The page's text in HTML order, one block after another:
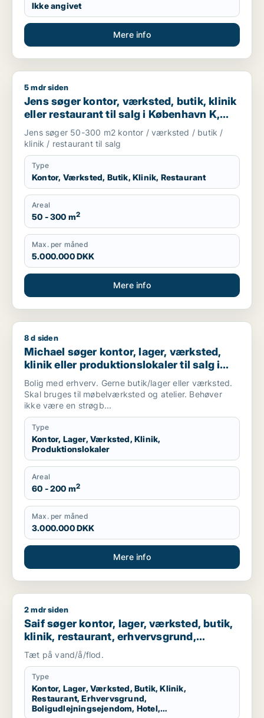
Ikke angivet
Mere info
Jens søger kontor, værksted, butik, klinik eller restaurant til
5 mdr siden
Jens søger kontor, værksted, butik, klinik
eller restaurant til salg i København K,
Vesterbro eller Frederiksberg m.fl.
Jens søger 50-300 m2 kontor / værksted / butik /
klinik / restaurant til salg
Type
Kontor, Værksted, Butik, Klinik, Restaurant
Areal
50 - 300 m2
Max. per måned
5.000.000 DKK
Mere info
Michael søger kontor, lager, værksted, klinik eller
8 d siden
Michael søger kontor, lager, værksted,
klinik eller produktionslokaler til salg i
København, Kongens Lyngby eller
Gentofte m.fl.
Bolig med erhverv. Gerne butik/lager eller værksted.
Skal bruges til møbelværksted og atelier. Behøver
ikke være en strøgb...
Type
Kontor, Lager, Værksted, Klinik,
Produktionslokaler
Areal
60 - 200 m2
Max. per måned
3.000.000 DKK
Mere info
Saif søger kontor, lager, værksted, butik, klinik, restaurant,
2 mdr siden
Saif søger kontor, lager, værksted, butik,
klinik, restaurant, erhvervsgrund,
boligudlejningsejendom, hotel,
produktionslokaler eller garage til salg i
Storkøbenhavn
Tæt på vand/å/flod.
Type
Kontor, Lager, Værksted, Butik, Klinik,
Restaurant, Erhvervsgrund,
Boligudlejningsejendom, Hotel,